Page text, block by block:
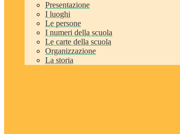
Presentazione
I luoghi
Le persone
I numeri della scuola
Le carte della scuola
Organizzazione
La storia